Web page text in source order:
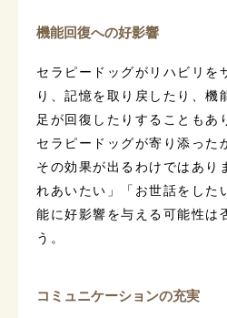
機能回復への好影響
セラピードッグがリハビリを
り、記憶を取り戻したり、機
足が回復したりすることもあ
セラピードッグが寄り添った
その効果が出るわけではあり
れあいたい」「お世話をした
能に好影響を与える可能性は
う。
コミュニケーションの充実